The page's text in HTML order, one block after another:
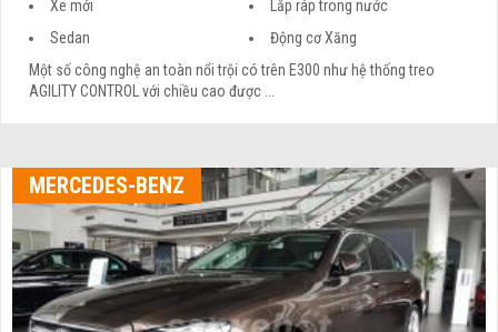
Xe mới
Lắp ráp trong nước
Sedan
Động cơ Xăng
Một số công nghệ an toàn nổi trội có trên E300 như hệ thống treo
AGILITY CONTROL với chiều cao được ...
MERCEDES-BENZ